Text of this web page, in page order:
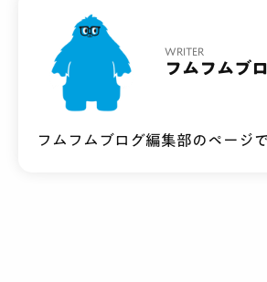
フムフムブ
WRITER
フムフムブログ編集部のページで